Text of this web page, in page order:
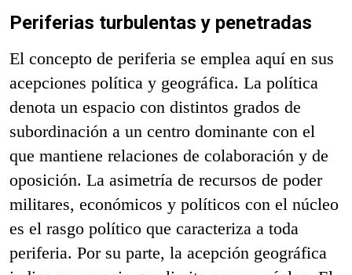
Periferias turbulentas y penetradas
El concepto de periferia se emplea aquí en sus
acepciones política y geográfica. La política
denota un espacio con distintos grados de
subordinación a un centro dominante con el
que mantiene relaciones de colaboración y de
oposición. La asimetría de recursos de poder
militares, económicos y políticos con el núcleo
es el rasgo político que caracteriza a toda
periferia. Por su parte, la acepción geográfica